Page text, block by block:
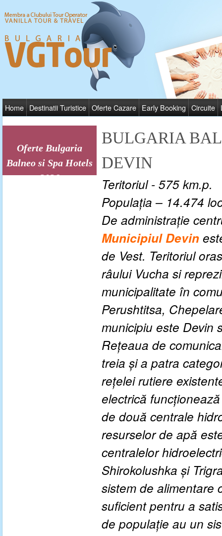
Home Destinatii Turistice Oferte Cazare Early Booking Circuite
Oferte Bulgaria
Balneo si Spa Hotels
2026
BULGARIA
DEVIN
Teritoriul - 575 km.p.
Populaţia – 14.474
De administraţie
Municipiul Devin
de Vest. Teritoriul
râului Vucha si
municipalitate în
Perushtitsa,
municipiu este Devin
Reţeaua de
treia şi a patra
reţelei rutiere
electrică funcţionează
de două centrale
resurselor de apă
centralelor
Shirokolushka şi
sistem de alimentare
suficient pentru a
de populaţie au un